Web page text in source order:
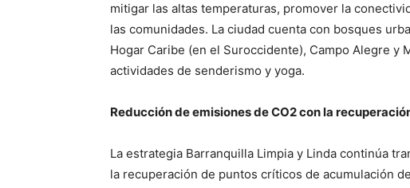
mitigar las altas temperaturas, promover la
las comunidades. La ciudad cuenta con bosques
Hogar Caribe (en el Suroccidente), Campo Alegre y
actividades de senderismo y yoga.
Reducción de emisiones de CO2 con la
La estrategia Barranquilla Limpia y Linda continúa
la recuperación de puntos críticos de acumulación